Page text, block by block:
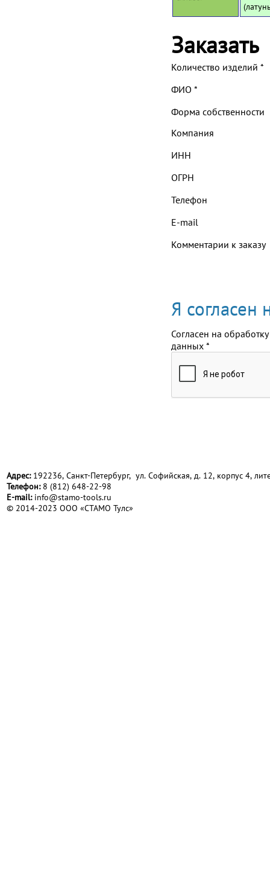
Заказать
Количество изделий *
ФИО *
Форма собственности
Компания
ИНН
ОГРН
Телефон
E-mail
Комментарии к заказу
Я согласен
Согласен на обработку
данных *
Адрес:192236, Санкт-Петербург, ул. Софийская, д. 12, корпус 4,
Телефон:8 (812) 648-22-98
Е-mail: info@stamo-tools.ru
© 2014-2023 ООО «СТАМО Тулс»